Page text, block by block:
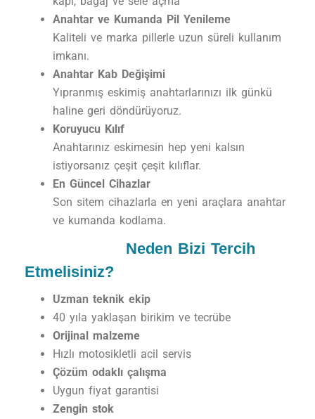
Anahtar ve Kumanda Pil Yenileme
Kaliteli ve marka pillerle uzun süreli kullanım
imkanı.
Anahtar Kab Değişimi
Yıpranmış eskimiş anahtarlarınızı ilk günkü
haline geri döndürüyoruz.
Koruyucu Kılıf
Anahtarınız eskimesin hep yeni kalsın
istiyorsanız çeşit çeşit kılıflar.
En Güncel Cihazlar
Son sitem cihazlarla en yeni araçlara anahtar
ve kumanda kodlama.
Neden Bizi Tercih
Etmelisiniz?
Uzman teknik ekip
40 yıla yaklaşan birikim ve tecrübe
Orijinal malzeme
Hızlı motosikletli acil servis
Çözüm odaklı çalışma
Uygun fiyat garantisi
Zengin stok